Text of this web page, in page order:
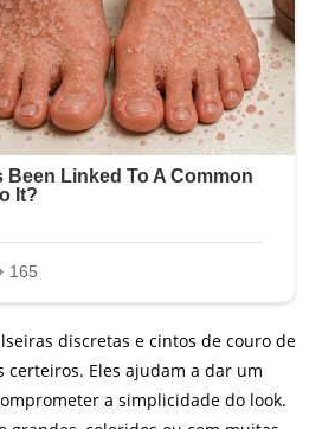
discretas e cintos de couro de
certeiros. Eles ajudam a dar um
a simplicidade do look.